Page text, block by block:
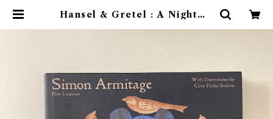
Hansel & Gretel : A Nightma